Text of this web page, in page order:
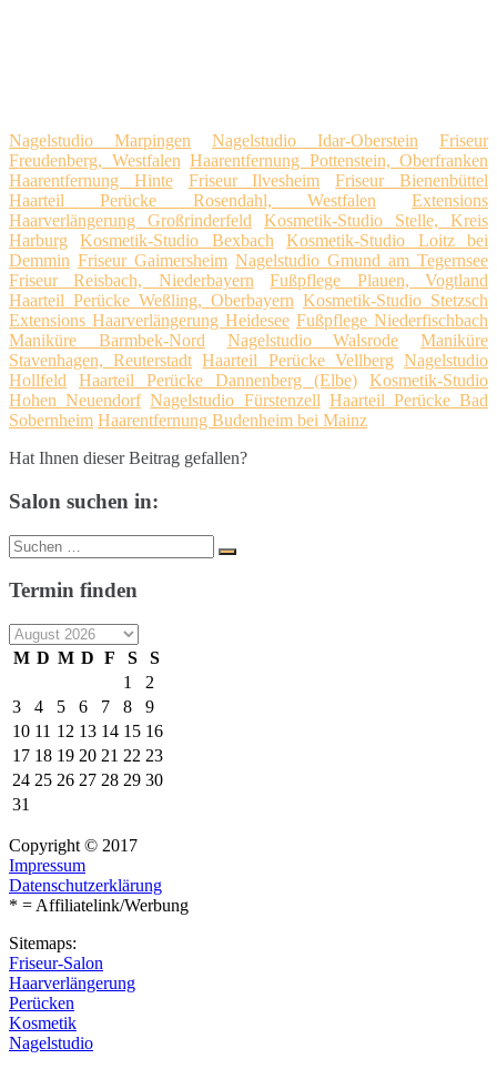
Nagelstudio Marpingen Nagelstudio Idar-Oberstein
Friseur
Freudenberg, Westfalen Haarentfernung Pottenstein, Oberfranken
Haarentfernung Hinte
Friseur Ilvesheim
Friseur Bienenbüttel
Haarteil Perücke Rosendahl, Westfalen
Extensions
Haarverlängerung Großrinderfeld
Kosmetik-Studio Stelle, Kreis
Harburg
Kosmetik-Studio Bexbach
Kosmetik-Studio Loitz bei
Demmin Friseur Gaimersheim Nagelstudio Gmund am Tegernsee
Friseur Reisbach, Niederbayern
Fußpflege Plauen, Vogtland
Haarteil Perücke Weßling, Oberbayern Kosmetik-Studio Stetzsch
Extensions Haarverlängerung Heidesee Fußpflege Niederfischbach
Maniküre Barmbek-Nord
Nagelstudio Walsrode
Maniküre
Stavenhagen, Reuterstadt Haarteil Perücke Vellberg Nagelstudio
Hollfeld
Haarteil Perücke Dannenberg (Elbe)
Kosmetik-Studio
Hohen Neuendorf Nagelstudio Fürstenzell Haarteil Perücke Bad
Sobernheim Haarentfernung Budenheim bei Mainz
Hat Ihnen dieser Beitrag gefallen?
Salon suchen in:
Suche
nach:
Suchen
Termin finden
M D M D F S
S
1
2
3
4 5 6 7 8
9
10 11 12 13 14 15 16
17 18 19 20 21 22 23
24 25 26 27 28 29 30
31
Copyright © 2017
Impressum
Datenschutzerklärung
* = Affiliatelink/Werbung
Sitemaps:
Friseur-Salon
Haarverlängerung
Perücken
Kosmetik
Nagelstudio